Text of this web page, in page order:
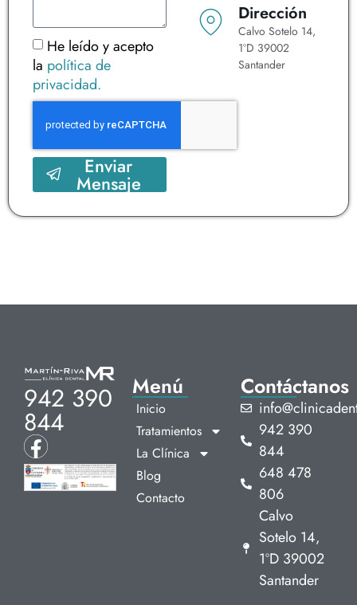
He leído y acepto
la política de
privacidad.
Enviar
Mensaje
Dirección
Calvo Sotelo 14,
1ºD 39002
Santander
942 390
844
Menú
Inicio
Tratamientos
La Clínica
Blog
Contacto
Contáctanos
942 390
844
648 478
806
Calvo
Sotelo 14,
1ºD 39002
Santander